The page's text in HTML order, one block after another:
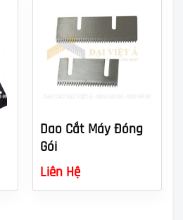
Dao Cắt Máy Đóng
Gói
Liên Hệ